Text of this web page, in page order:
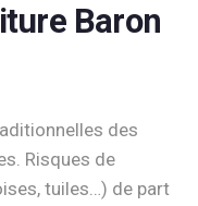
Baron
des
Risques de
tuiles…) de part